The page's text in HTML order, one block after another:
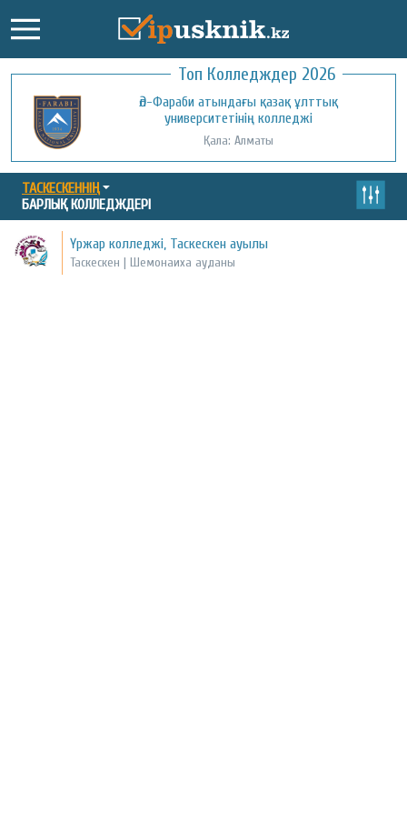
Топ Колледждер 2026
Әл-Фараби атындағы қазақ ұлттық
университетінің колледжі
Қала: Алматы
ТАСКЕСКЕННІҢ
БАРЛЫҚ КОЛЛЕДЖДЕРІ
Үржар колледжі, Таскескен ауылы
Таскескен | Шемонаиха ауданы